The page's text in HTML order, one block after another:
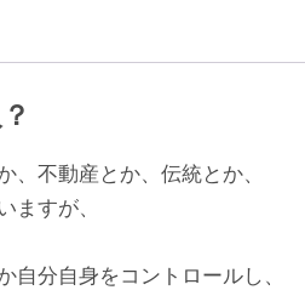
、不動産とか、伝統とか、
ますが、
自分自身をコントロールし、